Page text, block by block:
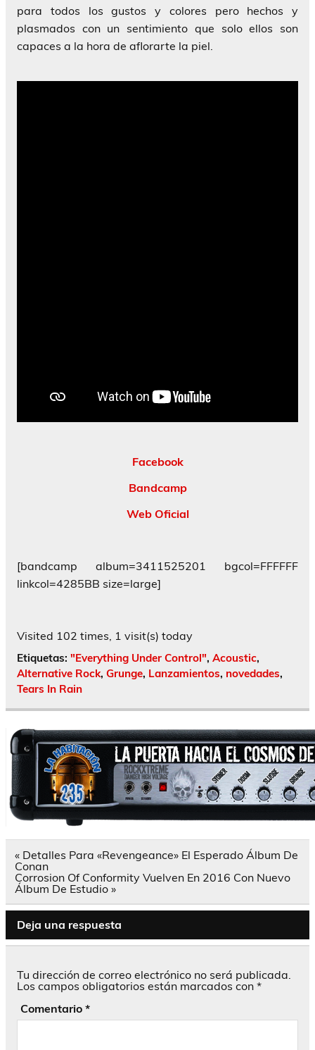
para todos los gustos y colores pero hechos y
plasmados con un sentimiento que solo ellos son
capaces a la hora de aflorarte la piel.
Facebook
Bandcamp
Web Oficial
[bandcamp album=3411525201 bgcol=FFFFFF
linkcol=4285BB size=large]
Visited 102 times, 1 visit(s) today
Etiquetas: "Everything Under Control", Acoustic,
Alternative Rock, Grunge, Lanzamientos, novedades,
Tears In Rain
Navegación
de
entradas
« Detalles Para «Revengeance» El Esperado Álbum De
Conan
Corrosion Of Conformity Vuelven En 2016 Con Nuevo
Álbum De Estudio »
Deja una respuesta
Tu dirección de correo electrónico no será publicada.
Los campos obligatorios están marcados con *
Comentario *